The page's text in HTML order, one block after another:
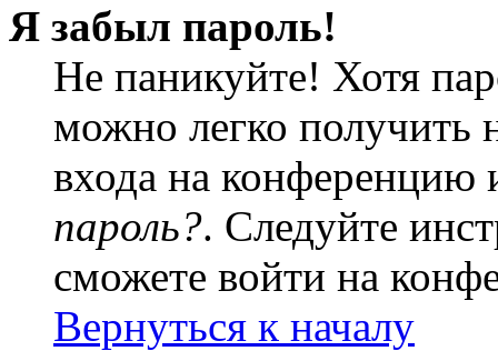
Я забыл пароль!
Не паникуйте! Хотя
можно легко получить
входа на
пароль?. Следуйте
сможете войти на
Вернуться к началу